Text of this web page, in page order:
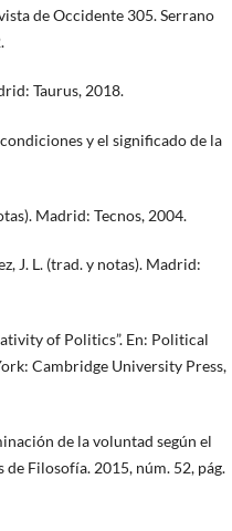
de Occidente 305. Serrano
Taurus, 2018.
y el significado de la
Madrid: Tecnos, 2004.
J. L. (trad. y notas). Madrid:
of Politics”. En: Political
Cambridge University Press,
de la voluntad según el
de Filosofía. 2015, núm. 52, pág.